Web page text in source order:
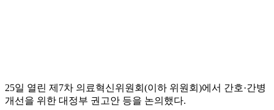
25일 열린 제7차 의료혁신위원회(이하 위원회)에서 간호·간병
개선을 위한 대정부 권고안 등을 논의했다.